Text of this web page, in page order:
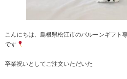
こんにちは、島根県松江市のバルーンギフト
です
卒業祝いとしてご注文いただいた